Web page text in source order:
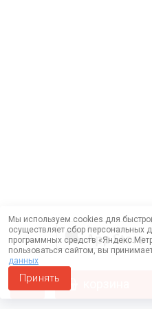
Мы используем cookies для
осуществляет сбор персональных
программных средств
пользоваться сайтом, вы
данных
Принять